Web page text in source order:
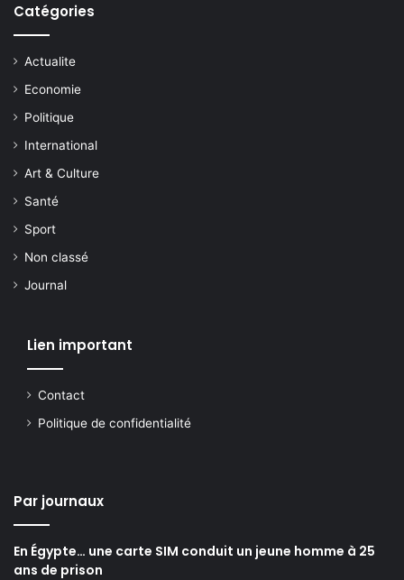
Catégories
Actualite
Economie
Politique
International
Art & Culture
Santé
Sport
Non classé
Journal
Lien important
Contact
Politique de confidentialité
Par journaux
En Égypte… une carte SIM conduit un jeune homme à 25
ans de prison